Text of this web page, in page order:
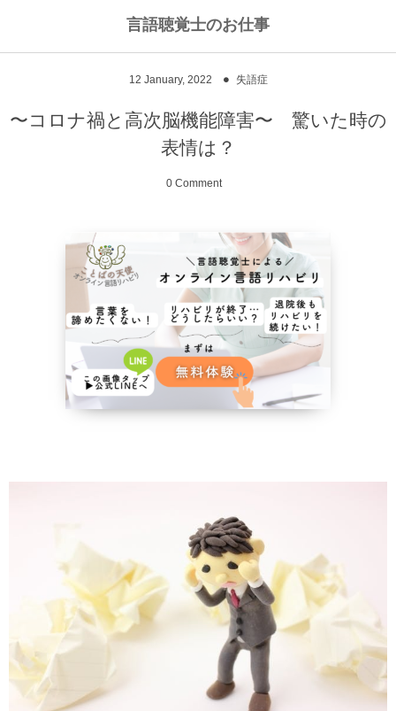
言語聴覚士のお仕事
12 January, 2022 失語症
〜コロナ禍と高次脳機能障害〜 驚いた時の
表情は？
0 Comment
脳に何かがあったとき
NPO法人Reジョブ大阪